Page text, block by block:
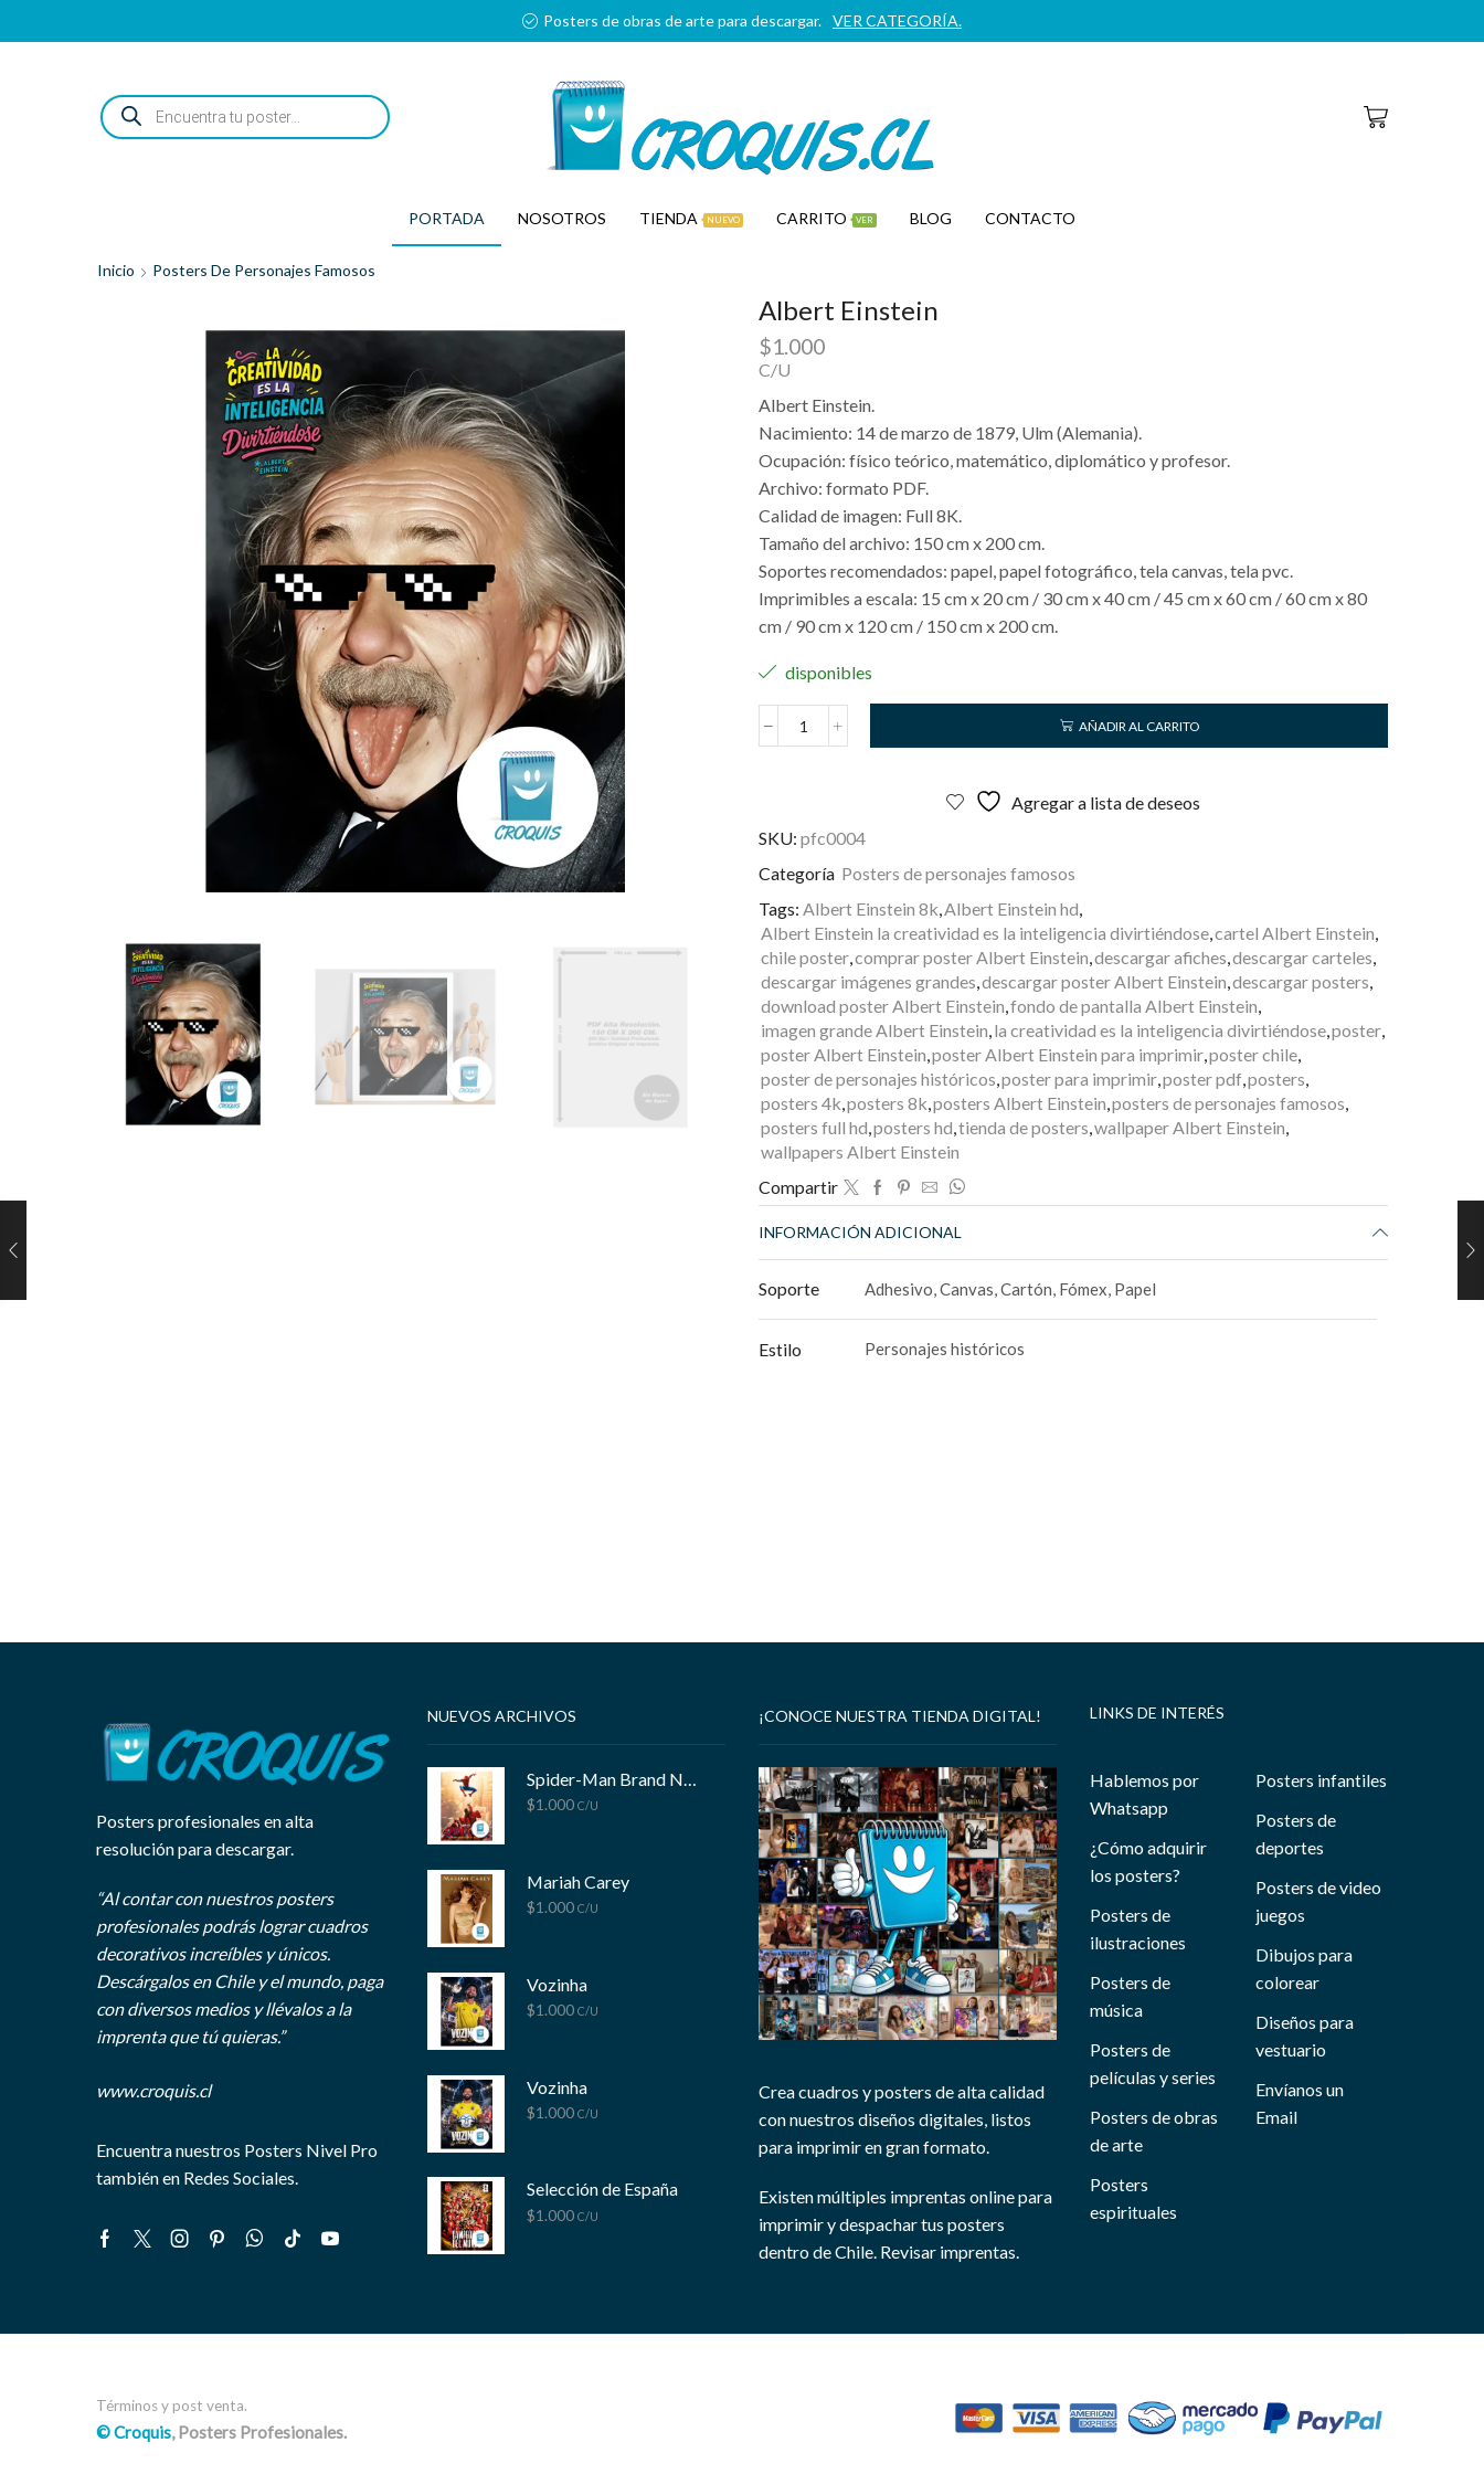
Posters de obras de arte para descargar. VER CATEGORÍA.
ENCUENTRA
TU
POSTER...
PORTADA NOSOTROS TIENDA NUEVO CARRITO VER BLOG CONTACTO
Inicio Posters De Personajes Famosos
Albert Einstein
$1.000
C/U
Albert Einstein.
Nacimiento: 14 de marzo de 1879, Ulm (Alemania).
Ocupación: físico teórico, matemático, diplomático y profesor.
Archivo: formato PDF.
Calidad de imagen: Full 8K.
Tamaño del archivo: 150 cm x 200 cm.
Soportes recomendados: papel, papel fotográfico, tela canvas, tela pvc.
Imprimibles a escala: 15 cm x 20 cm / 30 cm x 40 cm / 45 cm x 60 cm / 60 cm x 80
cm / 90 cm x 120 cm / 150 cm x 200 cm.
disponibles
Albert
AÑADIR AL CARRITO
Agregar a lista de deseos
SKU: pfc0004
Categoría Posters de personajes famosos
Tags: Albert Einstein 8k,Albert Einstein hd,
Albert Einstein la creatividad es la inteligencia divirtiéndose,cartel Albert Einstein,
chile poster,comprar poster Albert Einstein,descargar afiches,descargar carteles,
descargar imágenes grandes,descargar poster Albert Einstein,descargar posters,
download poster Albert Einstein,fondo de pantalla Albert Einstein,
imagen grande Albert Einstein,la creatividad es la inteligencia divirtiéndose,poster,
poster Albert Einstein,poster Albert Einstein para imprimir,poster chile,
poster de personajes históricos,poster para imprimir,poster pdf,posters,
posters 4k,posters 8k,posters Albert Einstein,posters de personajes famosos,
posters full hd,posters hd,tienda de posters,wallpaper Albert Einstein,
wallpapers Albert Einstein
Compartir
INFORMACIÓN ADICIONAL
Soporte Adhesivo, Canvas, Cartón, Fómex, Papel
Estilo Personajes históricos
Posters profesionales en alta
resolución para descargar.
“Al contar con nuestros posters
profesionales podrás lograr cuadros
decorativos increíbles y únicos.
Descárgalos en Chile y el mundo, paga
con diversos medios y llévalos a la
imprenta que tú quieras.”
www.croquis.cl
Encuentra nuestros Posters Nivel Pro
también en Redes Sociales.
Facebook
TwitterInstagram
PinterestWhatsapp
Tik- Youtube
NUEVOS ARCHIVOS
Spider-Man Brand New Day
$1.000 C/U
Mariah Carey
$1.000 C/U
Vozinha
$1.000 C/U
Vozinha
$1.000 C/U
Selección de España
$1.000 C/U
¡CONOCE NUESTRA TIENDA DIGITAL!
Crea cuadros y posters de alta calidad
con nuestros diseños digitales, listos
para imprimir en gran formato.
Existen múltiples imprentas online para
imprimir y despachar tus posters
dentro de Chile. Revisar imprentas.
LINKS DE INTERÉS
Hablemos por
Whatsapp
¿Cómo adquirir
los posters?
Posters de
ilustraciones
Posters de
música
Posters de
películas y series
Posters de obras
de arte
Posters
espirituales
Posters infantiles
Posters de
deportes
Posters de video
juegos
Dibujos para
colorear
Diseños para
vestuario
Envíanos un
Email
Términos y post venta.
© Croquis, Posters Profesionales.